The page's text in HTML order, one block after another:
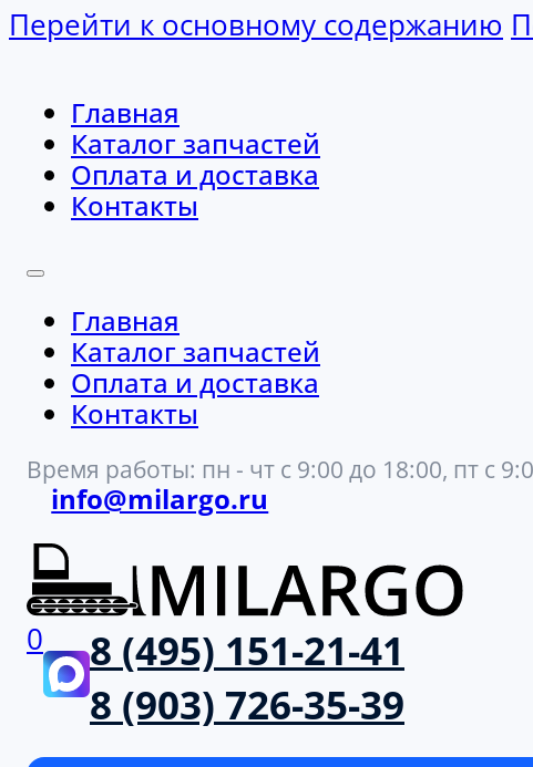
Перейти к основному содержанию
Главная
Каталог запчастей
Оплата и доставка
Контакты
Главная
Каталог запчастей
Оплата и доставка
Контакты
Время работы: пн - чт с 9:00 до 18:00, пт с
info@milargo.ru
0
8 (495) 151-21-41
8 (903) 726-35-39